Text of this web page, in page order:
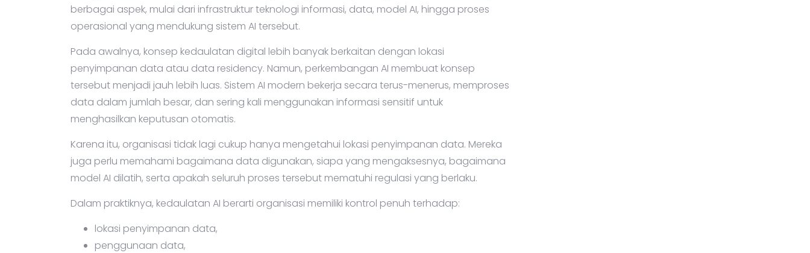
berbagai aspek, mulai dari infrastruktur teknologi informasi, data, model AI, hingga proses
operasional yang mendukung sistem AI tersebut.
Pada awalnya, konsep kedaulatan digital lebih banyak berkaitan dengan lokasi
penyimpanan data atau data residency. Namun, perkembangan AI membuat konsep
tersebut menjadi jauh lebih luas. Sistem AI modern bekerja secara terus-menerus, memproses
data dalam jumlah besar, dan sering kali menggunakan informasi sensitif untuk
menghasilkan keputusan otomatis.
Karena itu, organisasi tidak lagi cukup hanya mengetahui lokasi penyimpanan data. Mereka
juga perlu memahami bagaimana data digunakan, siapa yang mengaksesnya, bagaimana
model AI dilatih, serta apakah seluruh proses tersebut mematuhi regulasi yang berlaku.
Dalam praktiknya, kedaulatan AI berarti organisasi memiliki kontrol penuh terhadap:
lokasi penyimpanan data,
penggunaan data,